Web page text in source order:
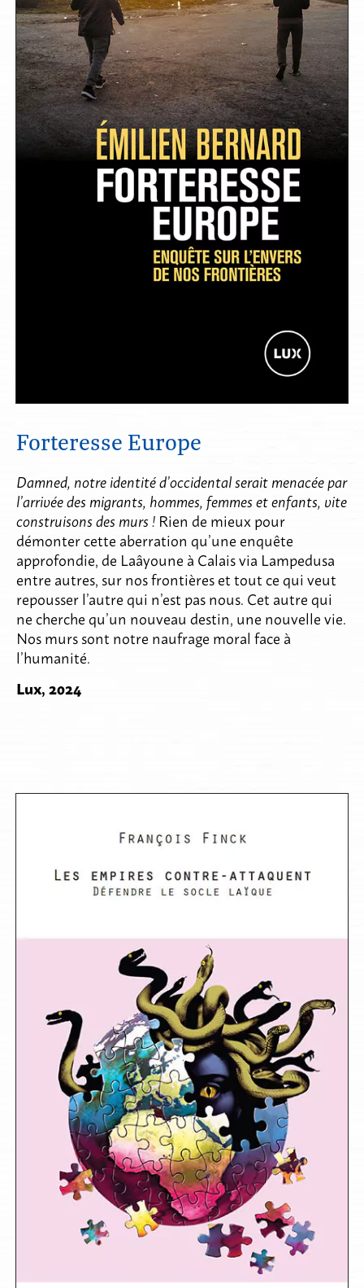
Forteresse Europe
Damned, notre identité d’occidental serait menacée par
l’arrivée des migrants, hommes, femmes et enfants, vite
construisons des murs !Rien de mieux pour
démonter cette aberration qu’une enquête
approfondie, de Laâyoune à Calais via Lampedusa
entre autres, sur nos frontières et tout ce qui veut
repousser l’autre qui n’est pas nous. Cet autre qui
ne cherche qu’un nouveau destin, une nouvelle vie.
Nos murs sont notre naufrage moral face à
l’humanité.
Lux, 2024